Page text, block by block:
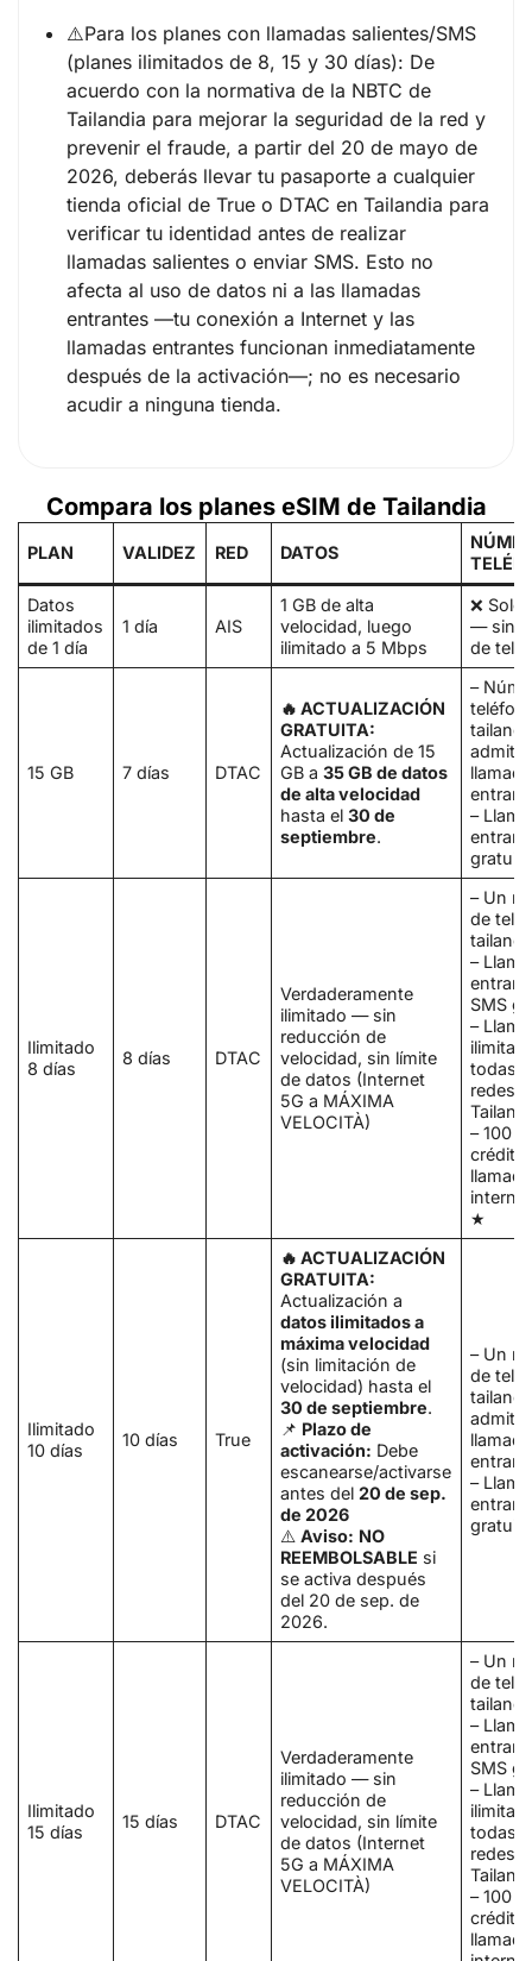
⚠️Para los planes con llamadas salientes/SMS
(planes ilimitados de 8, 15 y 30 días): De
acuerdo con la normativa de la NBTC de
Tailandia para mejorar la seguridad de la red y
prevenir el fraude, a partir del 20 de mayo de
2026, deberás llevar tu pasaporte a cualquier
tienda oficial de True o DTAC en Tailandia para
verificar tu identidad antes de realizar
llamadas salientes o enviar SMS. Esto no
afecta al uso de datos ni a las llamadas
entrantes —tu conexión a Internet y las
llamadas entrantes funcionan inmediatamente
después de la activación—; no es necesario
acudir a ninguna tienda.
Compara los planes eSIM de Tailandia
PLAN VALIDEZ RED DATOS
Datos
ilimitados
de 1 día
1 día AIS
1 GB de alta
velocidad, luego
ilimitado a 5 Mbps
❌ Solo
— sin
de
15 GB 7 días DTAC
🔥 ACTUALIZACIÓN
GRATUITA:
Actualización de 15
GB a35 GB de datos
de alta velocidad
hasta el30 de
septiembre.
–
admite
–
Ilimitado
8 días
8 días DTAC
Verdaderamente
ilimitado — sin
reducción de
velocidad, sin límite
de datos (Internet
5G a MÁXIMA
VELOCITÀ)
– Un
de
–
SMS
–
todas
redes
– 100
crédito
★
Ilimitado
10 días
10 días True
🔥 ACTUALIZACIÓN
GRATUITA:
Actualización a
datos ilimitados a
máxima velocidad
(sin limitación de
velocidad) hasta el
30 de septiembre.
📌 Plazo de
activación: Debe
escanearse/activarse
antes del20 de sep.
de 2026
⚠️Aviso: NO
REEMBOLSABLE si
se activa después
del 20 de sep. de
2026.
– Un
de
admite
–
Ilimitado
15 días
15 días DTAC
Verdaderamente
ilimitado — sin
reducción de
velocidad, sin límite
de datos (Internet
5G a MÁXIMA
VELOCITÀ)
– Un
de
–
SMS
–
todas
redes
– 100
crédito